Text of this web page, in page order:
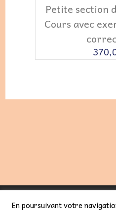
Petite section
Cours avec
LES COURS SÉBAL 2023
En poursuivant votre